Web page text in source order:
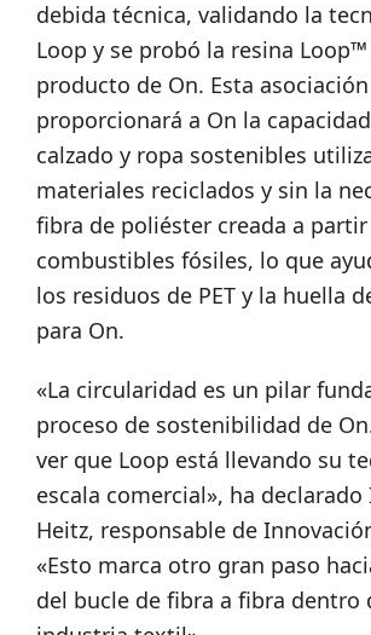
debida técnica, validando la
Loop y se probó la resina Loop™
producto de On. Esta asociación
proporcionará a On la
calzado y ropa sostenibles
materiales reciclados y sin la
fibra de poliéster creada a
combustibles fósiles, lo que
los residuos de PET y la huella
para On.
«La circularidad es un pilar
proceso de sostenibilidad de
ver que Loop está llevando su
escala comercial», ha
Heitz, responsable de
«Esto marca otro gran paso
del bucle de fibra a fibra dentro